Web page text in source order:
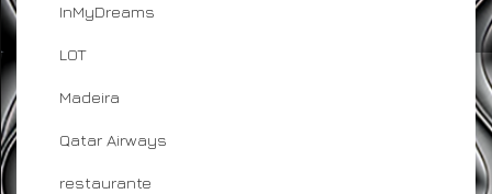
InMyDreams
LOT
Madeira
Qatar Airways
restaurante